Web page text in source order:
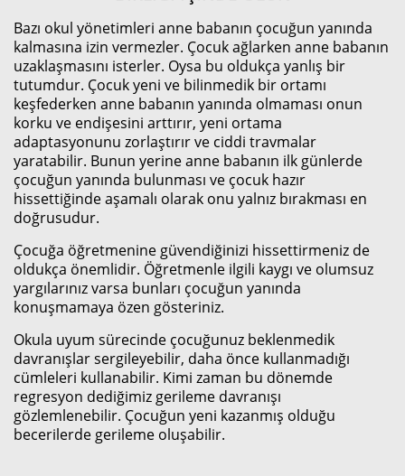
Bazı okul yönetimleri anne babanın çocuğun yanında
kalmasına izin vermezler. Çocuk ağlarken anne babanın
uzaklaşmasını isterler. Oysa bu oldukça yanlış bir
tutumdur. Çocuk yeni ve bilinmedik bir ortamı
keşfederken anne babanın yanında olmaması onun
korku ve endişesini arttırır, yeni ortama
adaptasyonunu zorlaştırır ve ciddi travmalar
yaratabilir. Bunun yerine anne babanın ilk günlerde
çocuğun yanında bulunması ve çocuk hazır
hissettiğinde aşamalı olarak onu yalnız bırakması en
doğrusudur.
Çocuğa öğretmenine güvendiğinizi hissettirmeniz de
oldukça önemlidir. Öğretmenle ilgili kaygı ve olumsuz
yargılarınız varsa bunları çocuğun yanında
konuşmamaya özen gösteriniz.
Okula uyum sürecinde çocuğunuz beklenmedik
davranışlar sergileyebilir, daha önce kullanmadığı
cümleleri kullanabilir. Kimi zaman bu dönemde
regresyon dediğimiz gerileme davranışı
gözlemlenebilir. Çocuğun yeni kazanmış olduğu
becerilerde gerileme oluşabilir.